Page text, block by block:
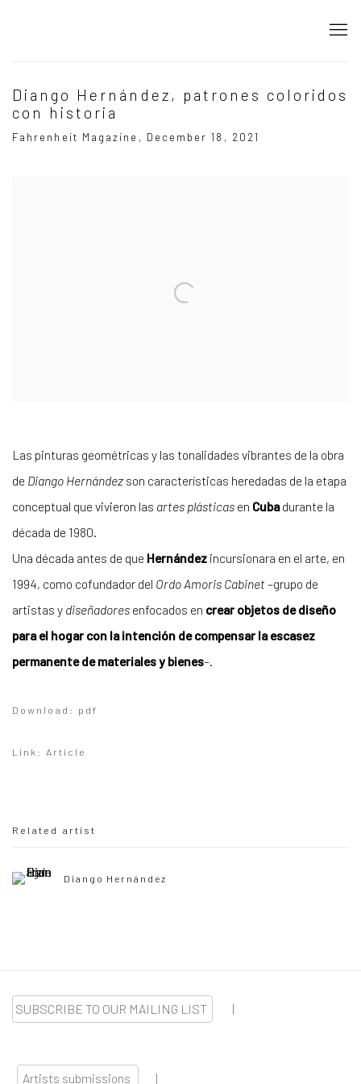
Diango Hernández, patrones coloridos
con historia
Fahrenheit Magazine, December 18, 2021
Las pinturas geométricas y las tonalidades vibrantes de la obra
de Diango Hernández son características heredadas de la etapa
conceptual que vivieron las artes plásticas en Cubadurante la
década de 1980.
Una década antes de que Hernández incursionara en el arte, en
1994, como cofundador del Ordo Amoris Cabinet–grupo de
artistas y diseñadores enfocados en crear objetos de diseño
para el hogar con la intención de compensar la escasez
permanente de materiales y bienes–.
Download: pdf
Link: Article
Related artist
Diango Hernández
SUBSCRIBE TO OUR MAILING LIST |
Artists submissions |